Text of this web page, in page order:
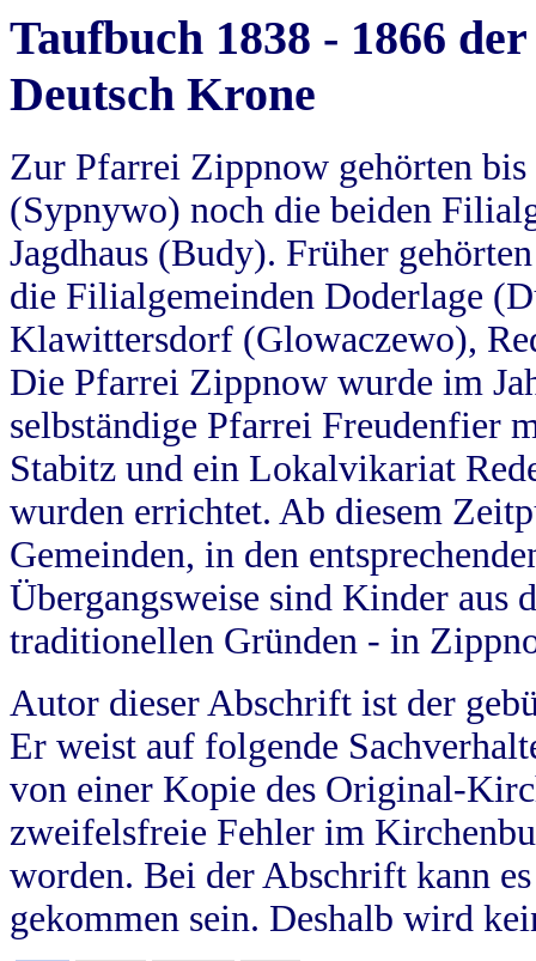
Taufbuch 1838 - 1866
Deutsch Krone
Zur Pfarrei Zippnow gehörten
(Sypnywo) noch die beiden
Jagdhaus (Budy). Früher
die Filialgemeinden Doderlage
Klawittersdorf (Glowaczewo),
Die Pfarrei Zippnow wurde im
selbständige Pfarrei Freudenfier
Stabitz und ein Lokalvikariat
wurden errichtet. Ab diesem
Gemeinden, in den
Übergangsweise sind Kinder aus
traditionellen Gründen - in
Autor dieser Abschrift ist der
Er weist auf folgende
von einer Kopie des Original-
zweifelsfreie Fehler im
worden. Bei der Abschrift kann
gekommen sein. Deshalb wird